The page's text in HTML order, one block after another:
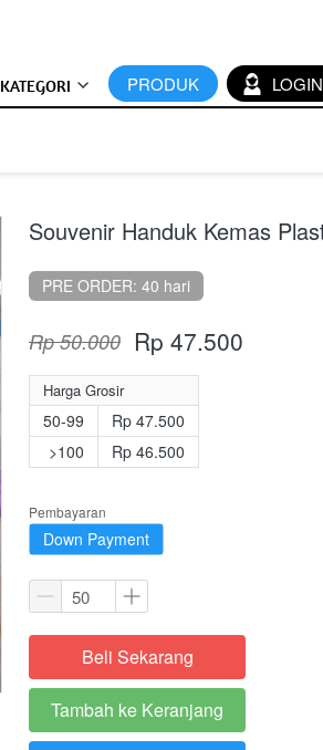
KATEGORI `PRODUK ` LOGIN
Souvenir Handuk Kemas
PRE ORDER: 40 hari
Rp 50.000 Rp 47.500
Harga Grosir
50-99
>100
Rp 47.500
Rp 46.500
Pembayaran
Down Payment
`Beli Sekarang
`
Tambah ke Keranjang